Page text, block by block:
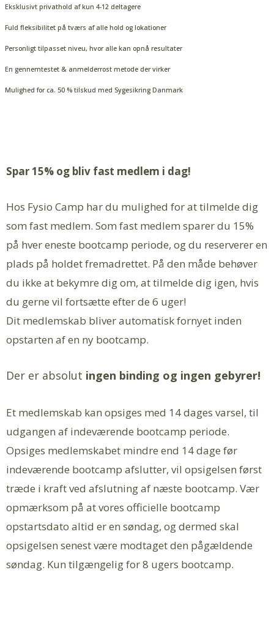
Eksklusivt privathold af kun 4-12 deltagere
Fuld fleksibilitet på tværs af alle hold og lokationer
Personligt tilpasset niveu, hvor alle kan opnå resultater
En gennemtestet & anmelderrost metode der virker
Mulighed for ca. 50 % tilskud med Sygesikring Danmark
Spar 15% og bliv fast medlem i dag!
Hos Fysio Camp har du mulighed for at tilmelde dig
som fast medlem. Som fast medlem sparer du 15%
på hver eneste bootcamp periode, og du reserverer en
plads på holdet fremadrettet. På den måde behøver
du ikke at bekymre dig om, at tilmelde dig igen, hvis
du gerne vil fortsætte efter de 6 uger!
Dit medlemskab bliver automatisk fornyet inden
opstarten af en ny bootcamp.
Der er absolut ingen binding og ingen gebyrer!
Et medlemskab kan opsiges med 14 dages varsel, til
udgangen af indeværende bootcamp periode.
Opsiges medlemskabet mindre end 14 dage før
indeværende bootcamp afslutter, vil opsigelsen først
træde i kraft ved afslutning af næste bootcamp. Vær
opmærksom på at vores officielle bootcamp
opstartsdato altid er en søndag, og dermed skal
opsigelsen senest være modtaget den pågældende
søndag. Kun tilgængelig for 8 ugers bootcamp.